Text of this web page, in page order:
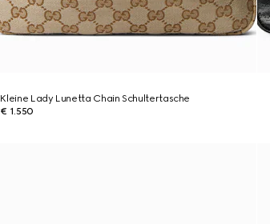
Kleine Lady Lunetta Chain Schultertasche
€ 1.550